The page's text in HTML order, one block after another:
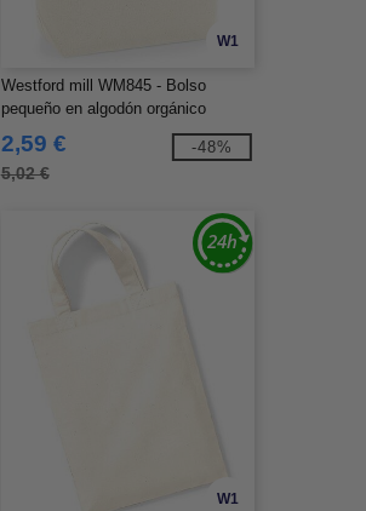
W1
Westford mill WM845 - Bolso
pequeño en algodón orgánico
2,59 €
5,02 €
-48%
W1